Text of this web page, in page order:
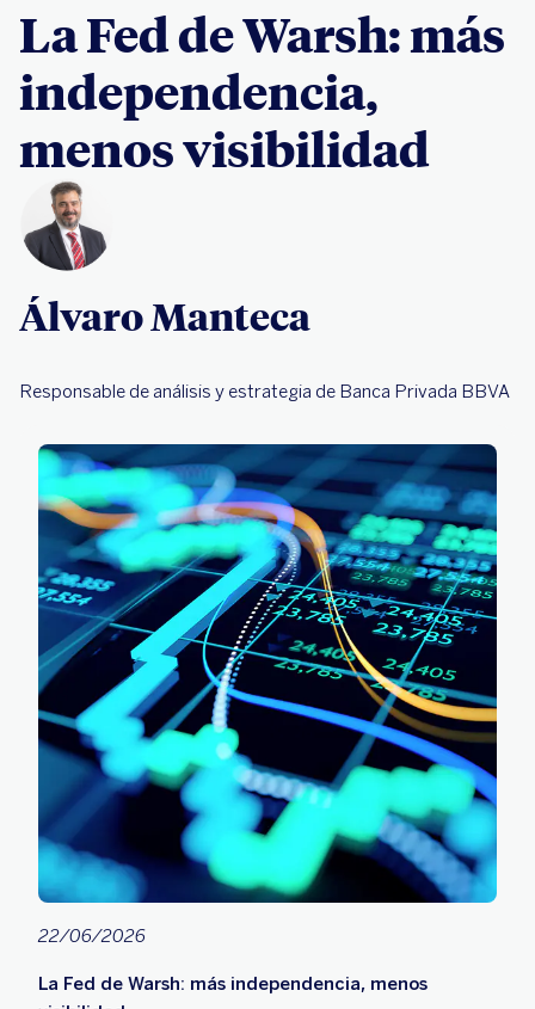
La Fed de Warsh: más
independencia,
menos visibilidad
Álvaro Manteca
Responsable de análisis y estrategia de Banca Privada BBVA
22/06/2026
La Fed de Warsh: más independencia, menos